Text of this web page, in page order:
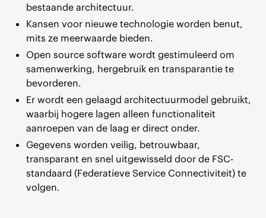
bestaande architectuur.
Kansen voor nieuwe technologie worden benut,
mits ze meerwaarde bieden.
Open source software wordt gestimuleerd om
samenwerking, hergebruik en transparantie te
bevorderen.
Er wordt een gelaagd architectuurmodel gebruikt,
waarbij hogere lagen alleen functionaliteit
aanroepen van de laag er direct onder.
Gegevens worden veilig, betrouwbaar,
transparant en snel uitgewisseld door de FSC-
standaard (Federatieve Service Connectiviteit) te
volgen.